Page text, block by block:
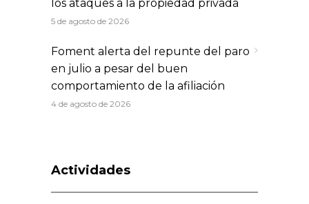
los ataques a la propiedad privada
5 de agosto de 2026
Foment alerta del repunte del paro
en julio a pesar del buen
comportamiento de la afiliación
4 de agosto de 2026
Actividades